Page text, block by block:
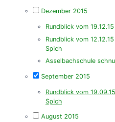
Dezember 2015
Rundblick vom
Rundblick vom
Spich
Asselbachschule
September 2015
Rundblick vom
Spich
August 2015